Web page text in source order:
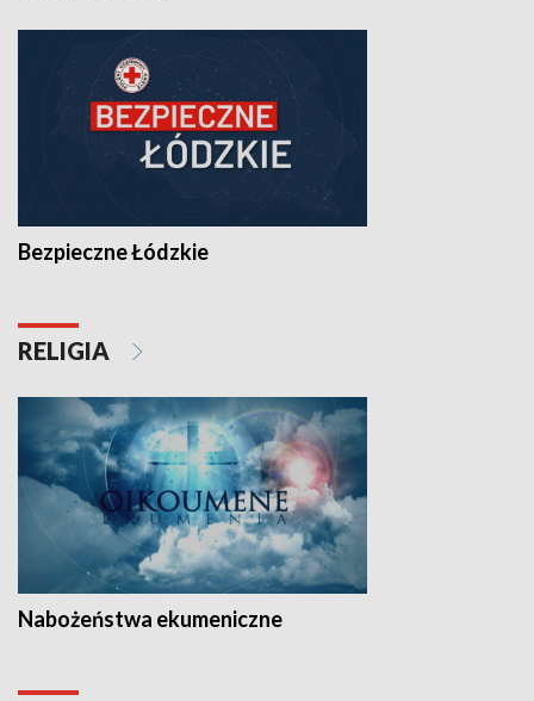
Bezpieczne Łódzkie
RELIGIA
Nabożeństwa ekumeniczne